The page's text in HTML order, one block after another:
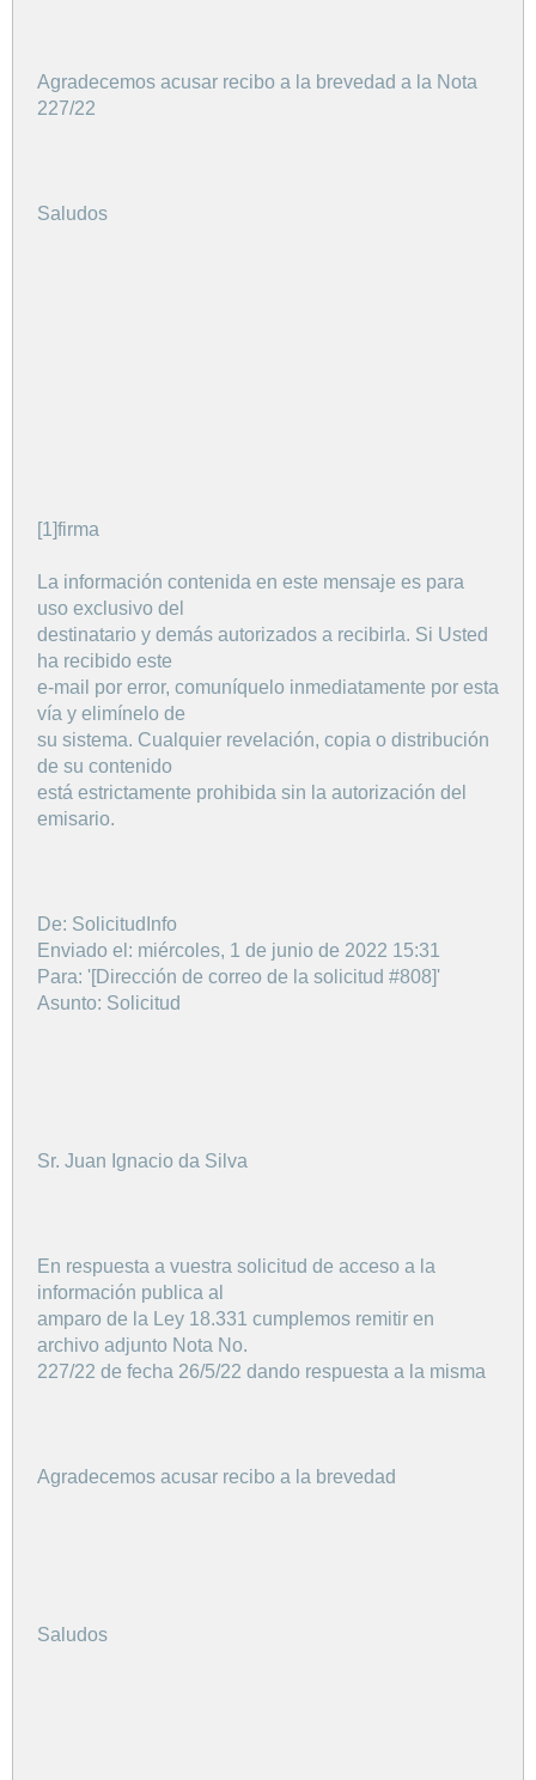
Agradecemos acusar recibo a la brevedad a la Nota
227/22
Saludos
[1]firma
La información contenida en este mensaje es para
uso exclusivo del
destinatario y demás autorizados a recibirla. Si Usted
ha recibido este
e-mail por error, comuníquelo inmediatamente por esta
vía y elimínelo de
su sistema. Cualquier revelación, copia o distribución
de su contenido
está estrictamente prohibida sin la autorización del
emisario.
De: SolicitudInfo
Enviado el: miércoles, 1 de junio de 2022 15:31
Para: '[Dirección de correo de la solicitud #808]'
Asunto: Solicitud
Sr. Juan Ignacio da Silva
En respuesta a vuestra solicitud de acceso a la
información publica al
amparo de la Ley 18.331 cumplemos remitir en
archivo adjunto Nota No.
227/22 de fecha 26/5/22 dando respuesta a la misma
Agradecemos acusar recibo a la brevedad
Saludos